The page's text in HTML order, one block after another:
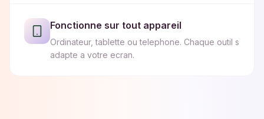
Fonctionne sur tout appareil
Ordinateur, tablette ou telephone. Chaque outil s
adapte a votre ecran.